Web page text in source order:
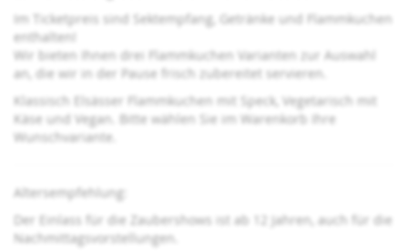
Im Ticketpreis sind Sektempfang, Getränke und Flammkuchen
enthalten!
Wir bieten Ihnen drei Flammkuchen Varianten zur Auswahl
an, die wir in der Pause frisch zubereitet servieren.
Klassisch Elsässer Flammkuchen mit Speck, Vegetarisch mit
Käse und Vegan. Bitte wählen Sie im Warenkorb Ihre
Wunschvariante.
Altersempfehlung:
Der Einlass für die Zaubershows ist ab 12 Jahren, auch für die
Nachmittagsvorstellungen.